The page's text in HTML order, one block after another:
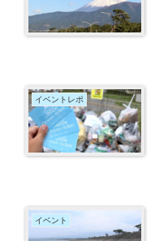
イベントレポ
イベント